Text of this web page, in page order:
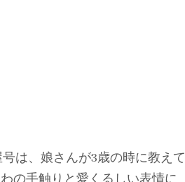
は、娘さんが3歳の時に教えて
の手触りと愛くるしい表情に